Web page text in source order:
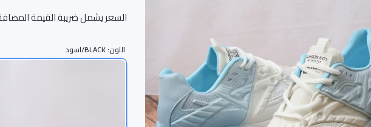
السعر يشمل ضريبة القيمة
اللون:BLACK/اسود